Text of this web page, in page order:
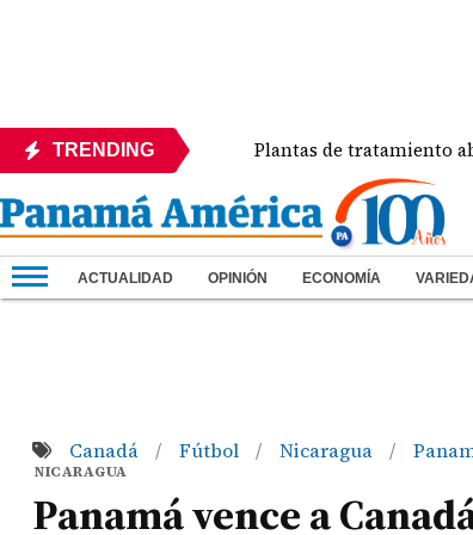
TRENDING
del Día Plantas de tratamiento
ACTUALIDAD OPINIÓN ECONOMÍA
Canadá / Fútbol / Nicaragua /
NICARAGUA
Panamá vence a